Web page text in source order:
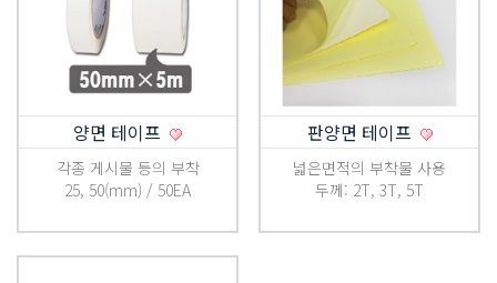
양면 테이프
각종 게시물 등의 부착
25, 50(mm) / 50EA
판양면 테이프
넓은면적의 부착물 사용
두께: 2T, 3T, 5T